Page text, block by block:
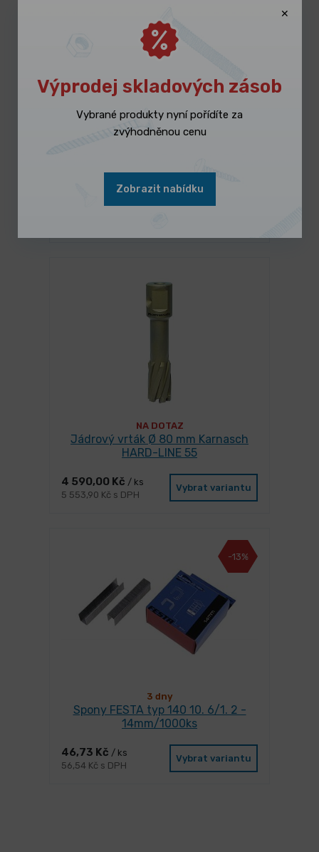
Řetězový kladkostroj K 3001
NA DOTAZ
Jádrový vrták Ø 80 mm Karnasch
HARD-LINE 55
4 590,00 Kč / ks
5 553,90 Kč s DPH
Vybrat variantu
-13%
3 dny
Spony FESTA typ 140 10. 6/1. 2 -
14mm/1000ks
46,73 Kč / ks
56,54 Kč s DPH
Vybrat variantu
Výprodej skladových zásob
Vybrané produkty nyní pořídíte za
zvýhodněnou cenu
Zobrazit nabídku